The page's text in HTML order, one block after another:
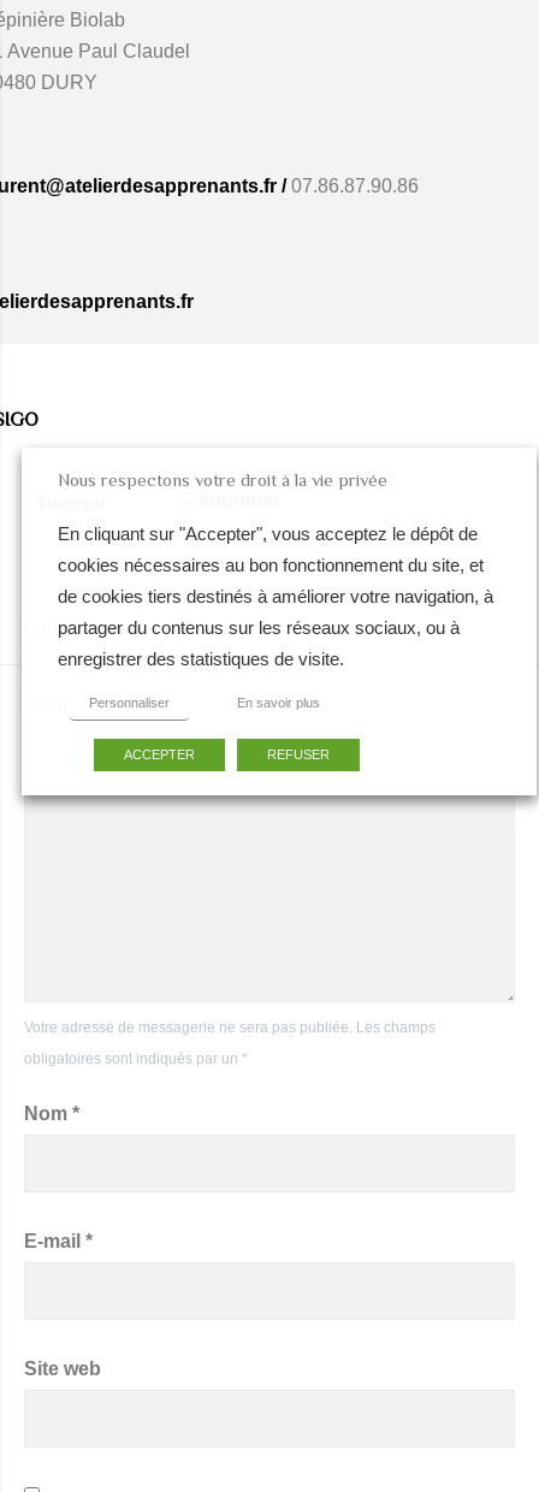
Biolab
Avenue Paul Claudel
DURY
/07.86.87.90.86
LAISSER UN COMMENTAIRE
Commentaire*
Votre adresse de messagerie ne sera pas publiée. Les champs
obligatoires sont indiqués par un *
Nom *
E-mail *
Site web
Nous respectons votre droit à la vie privée
En cliquant sur "Accepter", vous acceptez le dépôt de
cookies nécessaires au bon fonctionnement du site, et
de cookies tiers destinés à améliorer votre navigation, à
partager du contenus sur les réseaux sociaux, ou à
enregistrer des statistiques de visite.
Personnaliser En savoir plus
ACCEPTER REFUSER